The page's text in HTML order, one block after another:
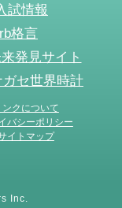
試情報
格言
発見サイト
セ世界時計
ンクについて
バシーポリシー
イトマップ
Inc.